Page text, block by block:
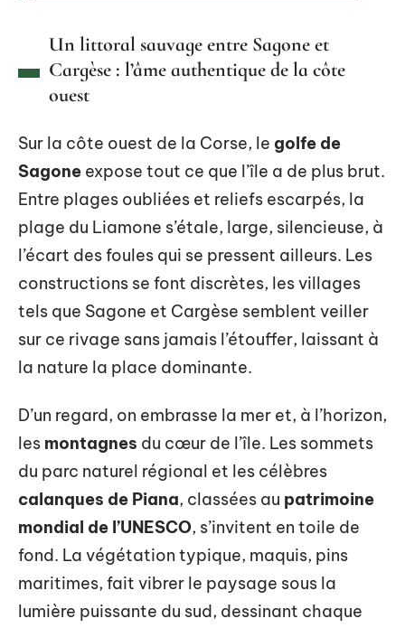
Un littoral sauvage entre Sagone et
Cargèse : l’âme authentique de la côte
ouest
Sur la côte ouest de la Corse, le golfe de
Sagone expose tout ce que l’île a de plus brut.
Entre plages oubliées et reliefs escarpés, la
plage du Liamone s’étale, large, silencieuse, à
l’écart des foules qui se pressent ailleurs. Les
constructions se font discrètes, les villages
tels que Sagone et Cargèse semblent veiller
sur ce rivage sans jamais l’étouffer, laissant à
la nature la place dominante.
D’un regard, on embrasse la mer et, à l’horizon,
les montagnes du cœur de l’île. Les sommets
du parc naturel régional et les célèbres
calanques de Piana, classées au patrimoine
mondial de l’UNESCO, s’invitent en toile de
fond. La végétation typique, maquis, pins
maritimes, fait vibrer le paysage sous la
lumière puissante du sud, dessinant chaque